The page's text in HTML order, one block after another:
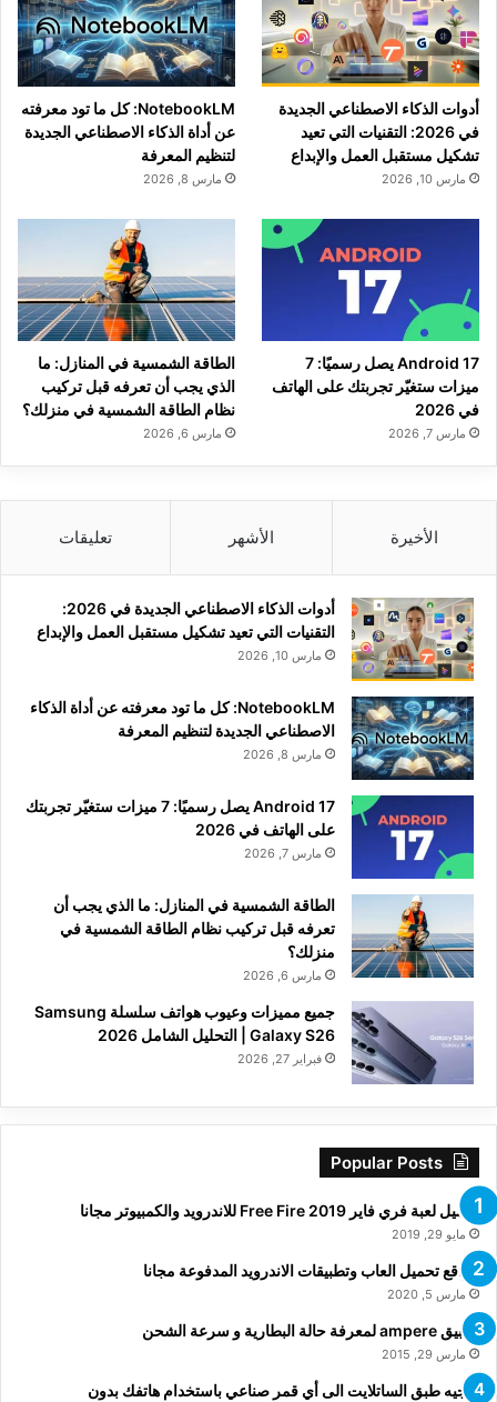
أدوات الذكاء الاصطناعي الجديدة
في 2026: التقنيات التي تعيد
تشكيل مستقبل العمل والإبداع
مارس 10, 2026
NotebookLM: كل ما تود معرفته
عن أداة الذكاء الاصطناعي الجديدة
لتنظيم المعرفة
مارس 8, 2026
Android 17 يصل رسميًا: 7
ميزات ستغيّر تجربتك على الهاتف
في 2026
مارس 7, 2026
الطاقة الشمسية في المنازل: ما
الذي يجب أن تعرفه قبل تركيب
نظام الطاقة الشمسية في منزلك؟
مارس 6, 2026
الأخيرة الأشهر تعليقات
أدوات الذكاء الاصطناعي الجديدة في 2026:
التقنيات التي تعيد تشكيل مستقبل العمل والإبداع
مارس 10, 2026
NotebookLM: كل ما تود معرفته عن أداة الذكاء
الاصطناعي الجديدة لتنظيم المعرفة
مارس 8, 2026
Android 17 يصل رسميًا: 7 ميزات ستغيّر تجربتك
على الهاتف في 2026
مارس 7, 2026
الطاقة الشمسية في المنازل: ما الذي يجب أن
تعرفه قبل تركيب نظام الطاقة الشمسية في
منزلك؟
مارس 6, 2026
جميع مميزات وعيوب هواتف سلسلة Samsung
Galaxy S26 | التحليل الشامل 2026
فبراير 27, 2026
Popular Posts
تحميل لعبة فري فاير Free Fire 2019 للاندرويد والكمبيوتر مجانا
مايو 29, 2019
مواقع تحميل العاب وتطبيقات الاندرويد المدفوعة مجانا
مارس 5, 2020
تطبيق ampere لمعرفة حالة البطارية و سرعة الشحن
مارس 29, 2015
توجيه طبق الساتلايت الى أي قمر صناعي باستخدام هاتفك بدون